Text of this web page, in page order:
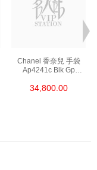
Chanel 香奈兒 手袋
Ap4241c Blk Gp
34,800.00